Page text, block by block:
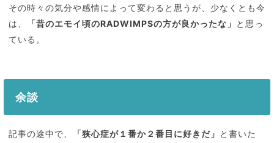
その時々の気分や感情によって変わると思うが、少なくとも今
は、
「昔のエモイ頃のRADWIMPSの方が良かったな」 と思っ
ている。
余談
記事の途中で、 「狭心症が１番か２番目に好きだ」 と書いた